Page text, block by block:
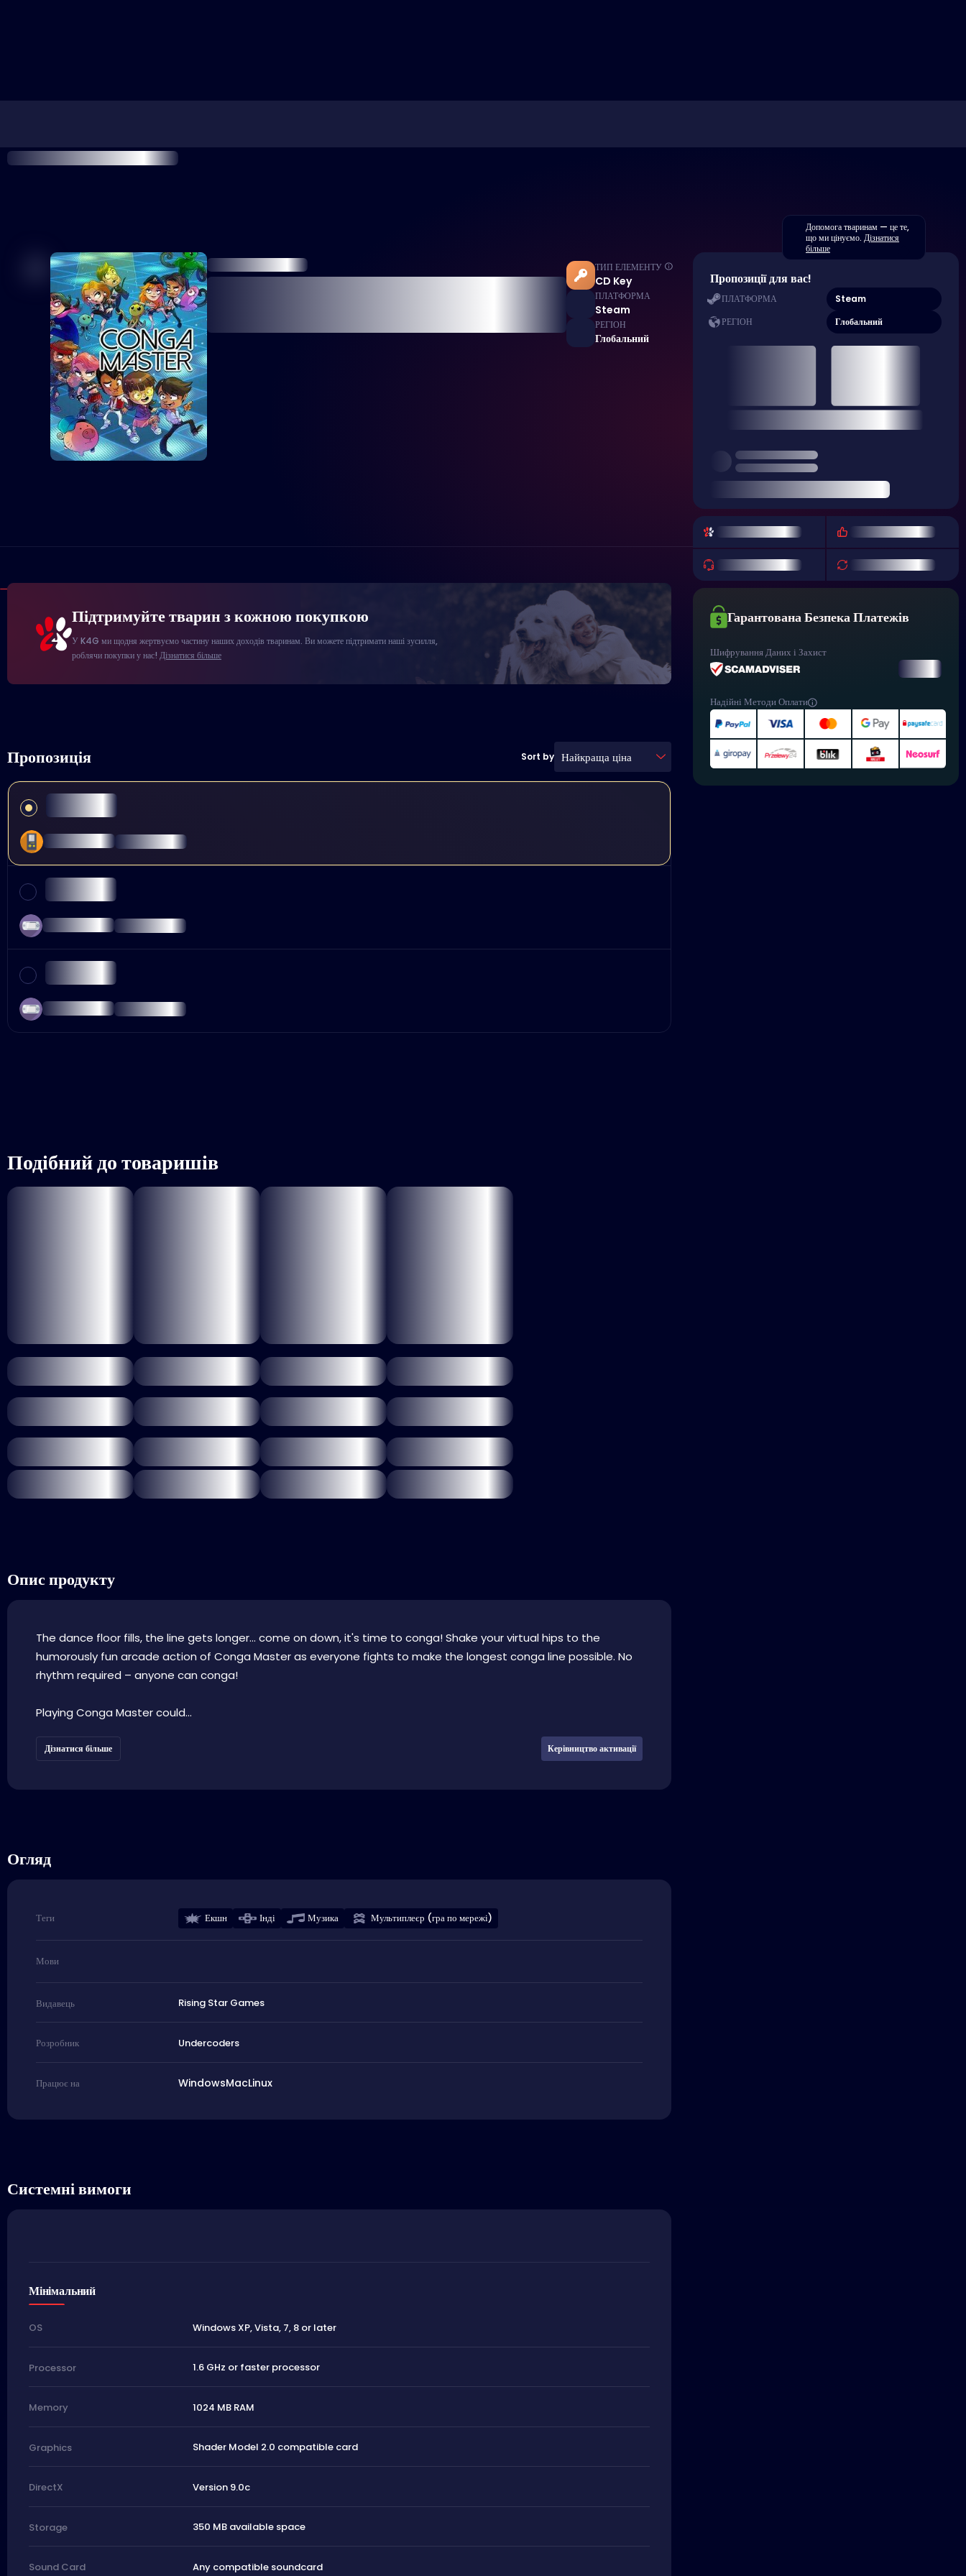
ТИП ЕЛЕМЕНТУ
CD Key
ПЛАТФОРМА
Steam
РЕГІОН
Глобальний
Підтримуйте тварин з кожною покупкою
У K4G ми щодня жертвуємо частину наших доходів тваринам. Ви можете підтримати наші зусилля,
роблячи покупки у нас! Дізнатися більше
Пропозиція Sort by Найкраща ціна
Подібний до товаришів
Опис продукту
The dance floor fills, the line gets longer… come on down, it's time to conga! Shake your virtual hips to the
humorously fun arcade action of Conga Master as everyone fights to make the longest conga line possible. No
rhythm required – anyone can conga!
Playing Conga Master could...
Дізнатися більше Керівництво активації
Огляд
Теги Екшн Інді Музика Мультиплеєр (гра по мережі)
Мови
Видавець Rising Star Games
Розробник Undercoders
Працює на WindowsMacLinux
Системні вимоги
Мінімальний
OS Windows XP, Vista, 7, 8 or later
Processor 1.6 GHz or faster processor
Memory 1024 MB RAM
Graphics Shader Model 2.0 compatible card
DirectX Version 9.0c
Storage 350 MB available space
Sound Card Any compatible soundcard
Допомога тваринам — це те,
що ми цінуємо. Дізнатися
більше
Пропозиції для вас!
ПЛАТФОРМА Steam
РЕГІОН Глобальний
Гарантована Безпека Платежів
Шифрування Даних і Захист
Надійні Методи Оплати